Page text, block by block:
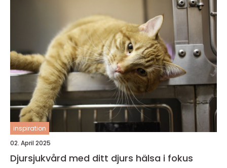
inspiration
02. April 2025
Djursjukvård med ditt djurs hälsa i fokus